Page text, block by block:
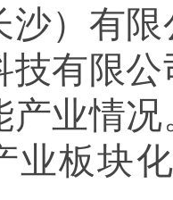
沙）有
技有限
产业情
业板块